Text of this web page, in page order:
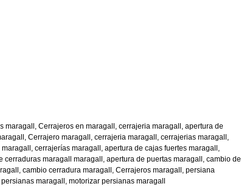
maragall, Cerrajeros en maragall, cerrajeria maragall, apertura de
Cerrajero maragall, cerrajeria maragall, cerrajerias maragall,
cerrajerías maragall, apertura de cajas fuertes maragall,
cerraduras maragall maragall, apertura de puertas maragall, cambio de
cambio cerradura maragall, Cerrajeros maragall, persiana
maragall, motorizar persianas maragall